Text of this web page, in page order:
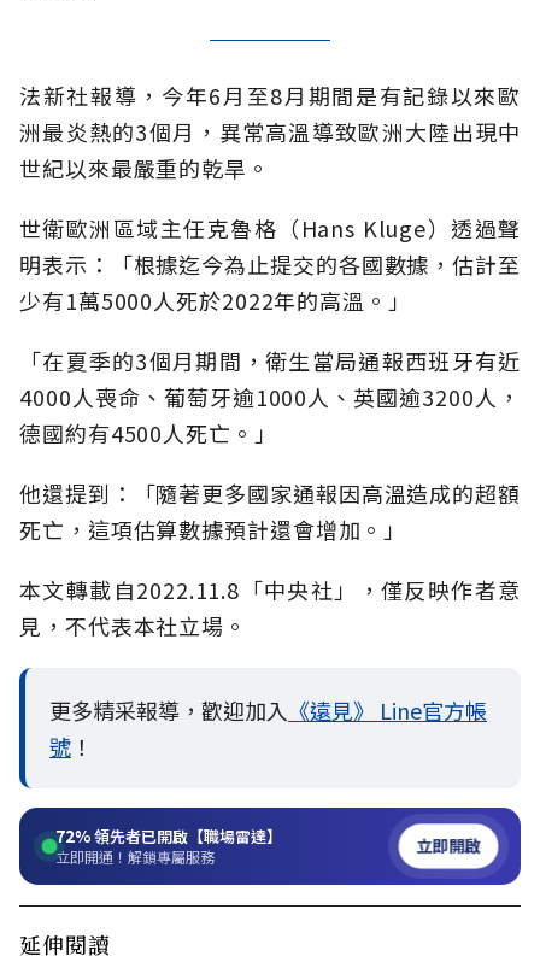
法新社報導，今年6月至8月期間是有記錄以來歐
洲最炎熱的3個月，異常高溫導致歐洲大陸出現中
世紀以來最嚴重的乾旱。
世衛歐洲區域主任克魯格（Hans Kluge）透過聲
明表示：「根據迄今為止提交的各國數據，估計至
少有1萬5000人死於2022年的高溫。」
「在夏季的3個月期間，衛生當局通報西班牙有近
4000人喪命、葡萄牙逾1000人、英國逾3200人，
德國約有4500人死亡。」
他還提到：「隨著更多國家通報因高溫造成的超額
死亡，這項估算數據預計還會增加。」
本文轉載自2022.11.8「中央社」，僅反映作者意
見，不代表本社立場。
更多精采報導，歡迎加入 《遠見》 Line官方帳
號 ！
72%領先者已開啟【職場雷達】
立即開通！解鎖專屬服務 立即開啟
延伸閱讀